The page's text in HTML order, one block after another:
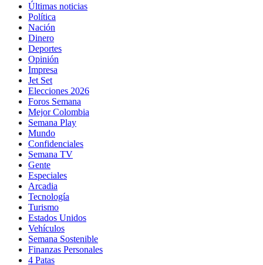
Últimas noticias
Política
Nación
Dinero
Deportes
Opinión
Impresa
Jet Set
Elecciones 2026
Foros Semana
Mejor Colombia
Semana Play
Mundo
Confidenciales
Semana TV
Gente
Especiales
Arcadia
Tecnología
Turismo
Estados Unidos
Vehículos
Semana Sostenible
Finanzas Personales
4 Patas